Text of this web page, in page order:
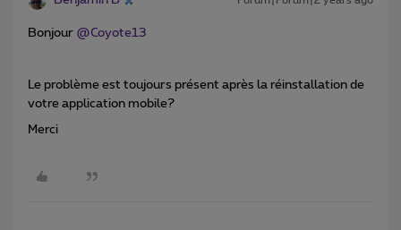
Bonjour @Coyote13
Le problème est toujours présent après la réinstallation de
votre application mobile?
Merci